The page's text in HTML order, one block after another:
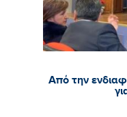
Από την